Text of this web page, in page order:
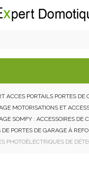
ACCES PORTAILS PORTES DE
MOTORISATIONS ET
SOMFY : ACCESSOIRES DE
DE PORTES DE GARAGE À
PHOTOÉLECTRIQUES DE